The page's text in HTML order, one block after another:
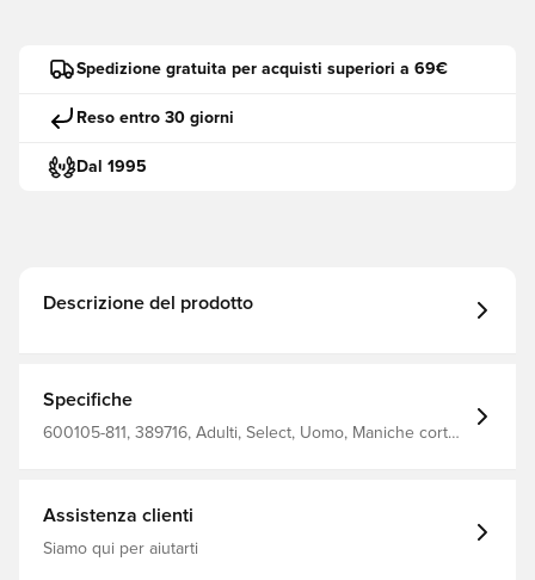
Spedizione gratuita per acquisti superiori a 69€
Reso entro 30 giorni
Dal 1995
Descrizione del prodotto
Specifiche
600105-811, 389716, Adulti, Select, Uomo, Maniche corte,
Assistenza clienti
Siamo qui per aiutarti